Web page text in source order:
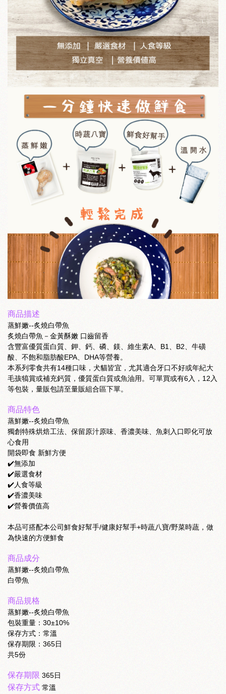
商品描述
蒸鮮嫩--炙燒白帶魚
炙燒白帶魚－金黃酥嫩 口齒留香
含豐富優質蛋白質、鉀、鈣、磷、鎂、維生素A、B1、B2、牛磺
酸、不飽和脂肪酸EPA、DHA等營養。
本系列零食共有14種口味，犬貓皆宜，尤其適合牙口不好或年紀大
毛孩犒賞或補充鈣質，優質蛋白質或魚油用。可單買或有6入，12入
等包裝，量販包請至量販組合區下單。
商品特色
蒸鮮嫩--炙燒白帶魚
獨創特殊烘焙工法、保留原汁原味、香濃美味、魚刺入口即化可放
心食用
開袋即食 新鮮方便
✔️無添加
✔️嚴選食材
✔️人食等級
✔️香濃美味
✔️營養價值高
本品可搭配本公司鮮食好幫手/健康好幫手+時蔬八寶/野菜時蔬，做
為快速的方便鮮食
商品成分
蒸鮮嫩--炙燒白帶魚
白帶魚
商品規格
蒸鮮嫩--炙燒白帶魚
包裝重量：30±10%
保存方式：常溫
保存期限：365日
共5份
保存期限 365日
保存方式 常溫